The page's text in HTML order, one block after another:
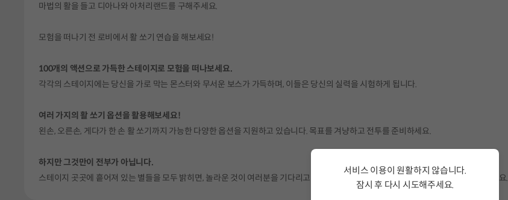
마법의 활을 들고 디아나와 아처리랜드를 구해주세요.
모험을 떠나기 전 로비에서 활 쏘기 연습을 해보세요!
100개의 액션으로 가득한 스테이지로 모험을 떠나보세요.
각각의 스테이지에는 당신을 가로 막는 몬스터와 무서운 보스가 가득하며, 이들은 당신의 실력을 시험하게 됩니다.
여러 가지의 활 쏘기 옵션을 활용해보세요!
왼손, 오른손, 게다가 한 손 활 쏘기까지 가능한 다양한 옵션을 지원하고 있습니다. 목표를 겨냥하고 전투를 준비하세요.
하지만 그것만이 전부가 아닙니다.
스테이지 곳곳에 흩어져 있는 별들을 모두 밝히면, 놀라운 것이 여러분을 기다리고 있습니다. 영웅이 되어 디아나와 아처리랜드를 구해주세요.
서비스 이용이 원활하지 않습니다.
잠시 후 다시 시도해주세요.